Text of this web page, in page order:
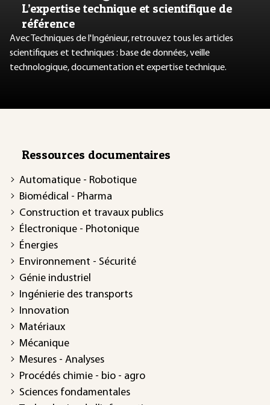
L’expertise technique et scientifique de
référence
Avec Techniques de l'Ingénieur, retrouvez tous les articles
scientifiques et techniques : base de données, veille
technologique, documentation et expertise technique.
Ressources documentaires
Automatique - Robotique
Biomédical - Pharma
Construction et travaux publics
Électronique - Photonique
Énergies
Environnement - Sécurité
Génie industriel
Ingénierie des transports
Innovation
Matériaux
Mécanique
Mesures - Analyses
Procédés chimie - bio - agro
Sciences fondamentales